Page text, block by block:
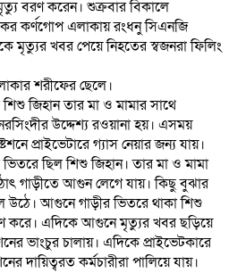
বরণ করেন। শুক্রবার বিকালে
কর্ণগোপ এলাকায় রংধনু সিএনজি
মৃত্যুর খবর পেয়ে নিহতের স্বজনরা ফিলিং
শরীফের ছেলে।
জিহান তার মা ও মামার সাথে
উদ্দেশ্য রওয়ানা হয়। এসময়
প্রাইভেটারে গ্যাস নেয়ার জন্য যায়।
ছিল শিশু জিহান। তার মা ও মামা
গাড়ীতে আগুন লেগে যায়। কিছু বুঝার
আগুনে গাড়ীর ভিতরে থাকা শিশু
করে। এদিকে আগুনে মৃত্যুর খবর ছড়িয়ে
ভাংচুর চালায়। এদিকে প্রাইভেটকারে
দায়িত্বরত কর্মচারীরা পালিয়ে যায়।